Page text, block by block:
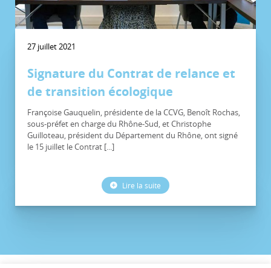
27 juillet 2021
Signature du Contrat de relance et
de transition écologique
Françoise Gauquelin, présidente de la CCVG, Benoît Rochas,
sous-préfet en charge du Rhône-Sud, et Christophe
Guilloteau, président du Département du Rhône, ont signé
le 15 juillet le Contrat [...]
Lire la suite